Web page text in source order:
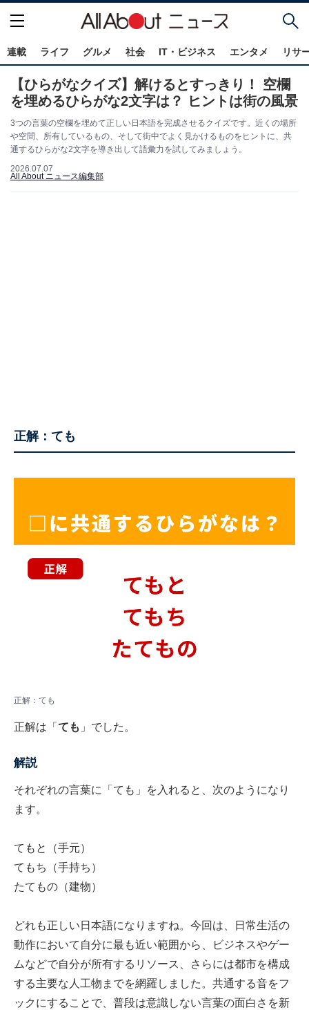
連載 ライフ グルメ 社会 IT・ビジネス エンタメ リサ
【ひらがなクイズ】解けるとすっきり！ 空欄
を埋めるひらがな2文字は？ ヒントは街の風景
3つの言葉の空欄を埋めて正しい日本語を完成させるクイズです。近くの場所
や空間、所有しているもの、そして街中でよく見かけるものをヒントに、共
通するひらがな2文字を導き出して語彙力を試してみましょう。
2026.07.07
All About ニュース編集部
正解：ても
正解：ても
正解は「 ても 」でした。
解説
それぞれの言葉に「ても」を入れると、次のようになり
ます。
てもと（手元）
てもち（手持ち）
たてもの（建物）
どれも正しい日本語になりますね。今回は、日常生活の
動作において自分に最も近い範囲から、ビジネスやゲー
ムなどで自分が所有するリソース、さらには都市を構成
する主要な人工物までを網羅しました。共通する音をフ
ックにすることで、普段は意識しない言葉の面白さを新